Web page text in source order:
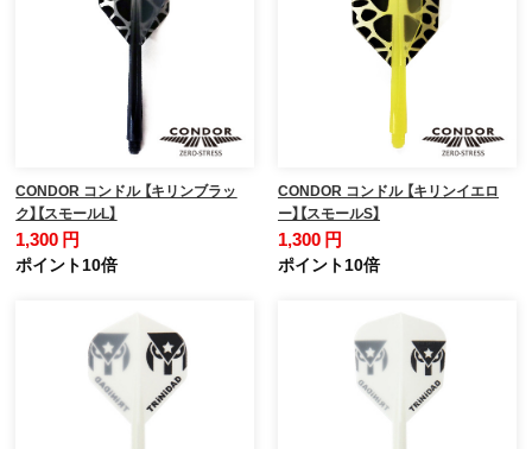
CONDOR コンドル 【キリンブラッ
ク】【スモールL】
1,300 円
ポイント10倍
CONDOR コンドル 【キリンイエロ
ー】【スモールS】
1,300 円
ポイント10倍